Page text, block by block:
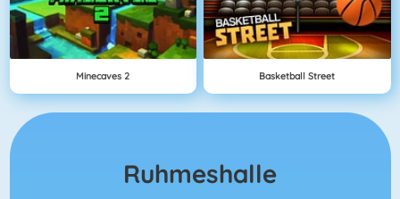
Minecaves 2 Basketball Street
Ruhmeshalle